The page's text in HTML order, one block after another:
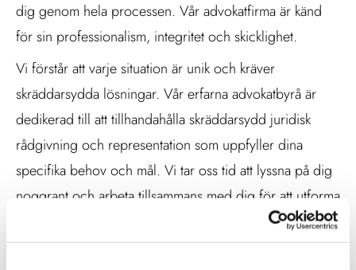
dig genom hela processen. Vår advokatfirma är känd
för sin professionalism, integritet och skicklighet.
Vi förstår att varje situation är unik och kräver
skräddarsydda lösningar. Vår erfarna advokatbyrå är
dedikerad till att tillhandahålla skräddarsydd juridisk
rådgivning och representation som uppfyller dina
specifika behov och mål. Vi tar oss tid att lyssna på dig
noggrant och arbeta tillsammans med dig för att utforma
en strategi som är anpassad efter din situation och
önskemål.